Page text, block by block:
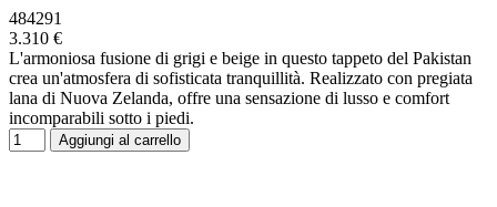
484291
3.310 €
L'armoniosa fusione di grigi e beige in questo tappeto del Pakistan
crea un'atmosfera di sofisticata tranquillità. Realizzato con pregiata
lana di Nuova Zelanda, offre una sensazione di lusso e comfort
incomparabili sotto i piedi.
Aggiungi al carrello